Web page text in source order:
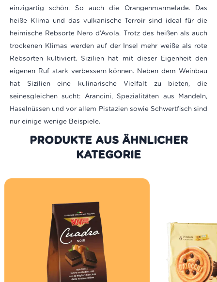
einzigartig schön. So auch die Orangenmarmelade. Das
heiße Klima und das vulkanische Terroir sind ideal für die
heimische Rebsorte Nero d’Avola. Trotz des heißen als auch
trockenen Klimas werden auf der Insel mehr weiße als rote
Rebsorten kultiviert. Sizilien hat mit dieser Eigenheit den
eigenen Ruf stark verbessern können. Neben dem Weinbau
hat Sizilien eine kulinarische Vielfalt zu bieten, die
seinesgleichen sucht: Arancini, Spezialitäten aus Mandeln,
Haselnüssen und vor allem Pistazien sowie Schwertfisch sind
nur einige wenige Beispiele.
PRODUKTE AUS DER GLEICHEN
KATEGORIE